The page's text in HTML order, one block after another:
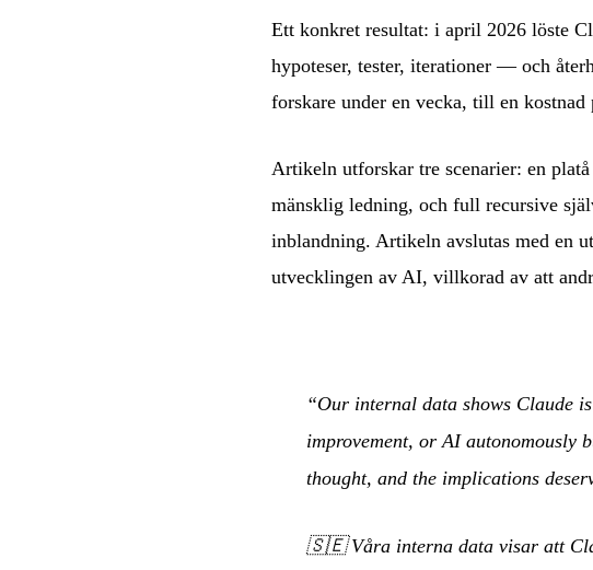
Ett konkret resultat: i april 2026 löste
hypoteser, tester, iterationer — och
forskare under en vecka, till en
Artikeln utforskar tre scenarier: en
mänsklig ledning, och full recursive
inblandning. Artikeln avslutas med en
utvecklingen av AI, villkorad av att
“Our internal data shows Claude
improvement, or AI autonomously
thought, and the implications
🇸🇪Våra interna data visar att